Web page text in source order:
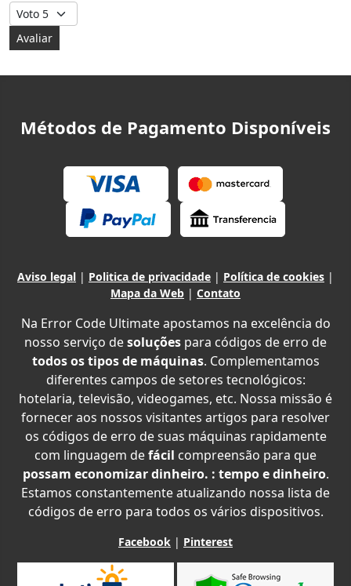
Avalie, por favor
Métodos de Pagamento Disponíveis
Aviso legal | Politica de privacidade | Política de cookies |
Mapa da Web | Contato
Na Error Code Ultimate apostamos na excelência do
nosso serviço desoluções para códigos de erro de
todos os tipos de máquinas. Complementamos
diferentes campos de setores tecnológicos:
hotelaria, televisão, videogames, etc. Nossa missão é
fornecer aos nossos visitantes artigos para resolver
os códigos de erro de suas máquinas rapidamente
com linguagem defácil compreensão para que
possam economizar dinheiro. : tempo e dinheiro.
Estamos constantemente atualizando nossa lista de
códigos de erro para todos os vários dispositivos.
Facebook | Pinterest